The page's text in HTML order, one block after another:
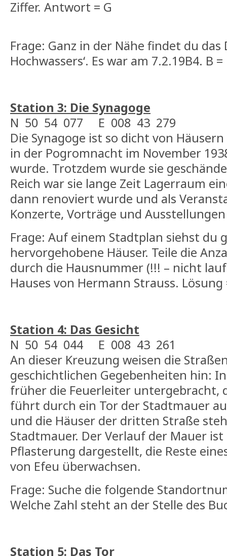
Ziffer. Antwort = G
Frage: Ganz in der Nähe findet du das
Hochwassers‘. Es war am 7.2.19B4. B =
Station 3: Die Synagoge
N 50 54 077 E 008 43 279
Die Synagoge ist so dicht von
in der Pogromnacht im November
wurde. Trotzdem wurde sie
Reich war sie lange Zeit Lagerraum
dann renoviert wurde und als
Konzerte, Vorträge und
Frage: Auf einem Stadtplan siehst du
hervorgehobene Häuser. Teile die
durch die Hausnummer (!!! – nicht
Hauses von Hermann Strauss. Lösung
Station 4: Das Gesicht
N 50 54 044 E 008 43 261
An dieser Kreuzung weisen die
geschichtlichen Gegebenheiten hin:
früher die Feuerleiter untergebracht,
führt durch ein Tor der Stadtmauer
und die Häuser der dritten Straße
Stadtmauer. Der Verlauf der Mauer
Pflasterung dargestellt, die Reste
von Efeu überwachsen.
Frage: Suche die folgende
Welche Zahl steht an der Stelle des
Station 5: Das Tor